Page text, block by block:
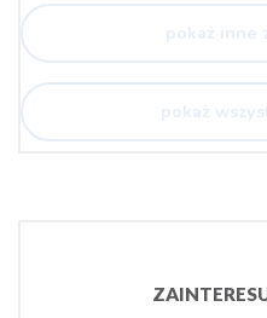
pokaż
pokaż